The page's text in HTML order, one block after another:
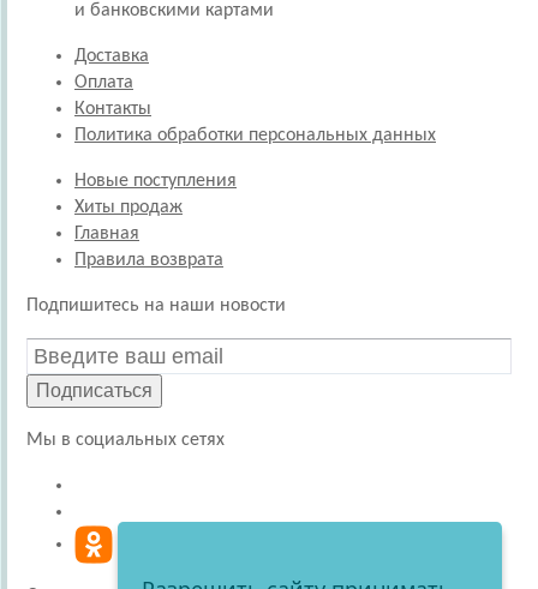
и банковскими картами
Доставка
Оплата
Контакты
Политика обработки персональных данных
Новые поступления
Хиты продаж
Главная
Правила возврата
Подпишитесь на наши новости
Подписаться
Мы в социальных сетях